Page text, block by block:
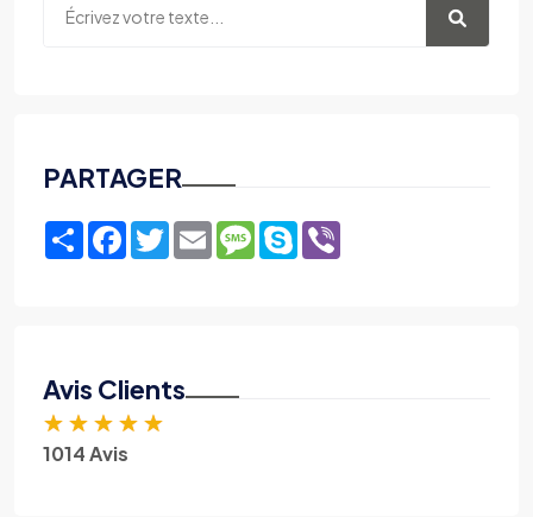
PARTAGER
ShareFacebook
TwitterEmailMessage
Skype
Avis Clients
★ ★ ★ ★ ★
1014 Avis